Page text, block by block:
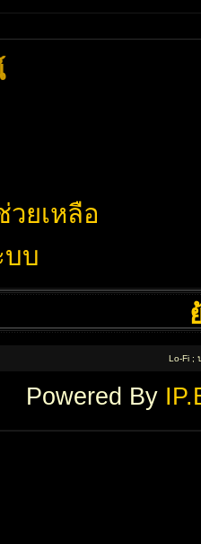
วยเหลือ
บ
Lo-Fi ;
Powered By